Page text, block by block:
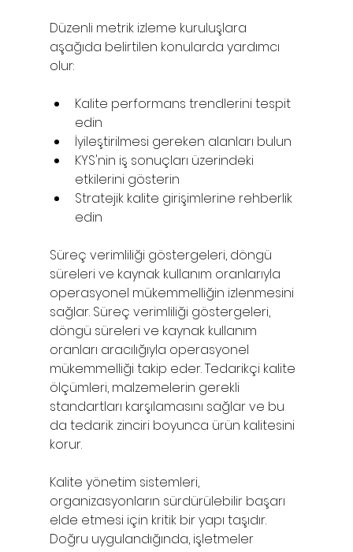
Düzenli metrik izleme kuruluşlara
aşağıda belirtilen konularda yardımcı
olur:
Kalite performans trendlerini tespit
edin
İyileştirilmesi gereken alanları bulun
KYS'nin iş sonuçları üzerindeki
etkilerini gösterin
Stratejik kalite girişimlerine rehberlik
edin
Süreç verimliliği göstergeleri, döngü
süreleri ve kaynak kullanım oranlarıyla
operasyonel mükemmelliğin izlenmesini
sağlar. Süreç verimliliği göstergeleri,
döngü süreleri ve kaynak kullanım
oranları aracılığıyla operasyonel
mükemmelliği takip eder. Tedarikçi kalite
ölçümleri, malzemelerin gerekli
standartları karşılamasını sağlar ve bu
da tedarik zinciri boyunca ürün kalitesini
korur.
Kalite yönetim sistemleri,
organizasyonların sürdürülebilir başarı
elde etmesi için kritik bir yapı taşıdır.
Doğru uygulandığında, işletmeler